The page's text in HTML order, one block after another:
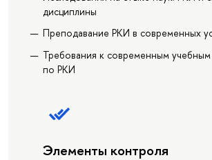
дисциплины
Преподавание РКИ в современных
Требования к современным
по РКИ
Элементы контроля